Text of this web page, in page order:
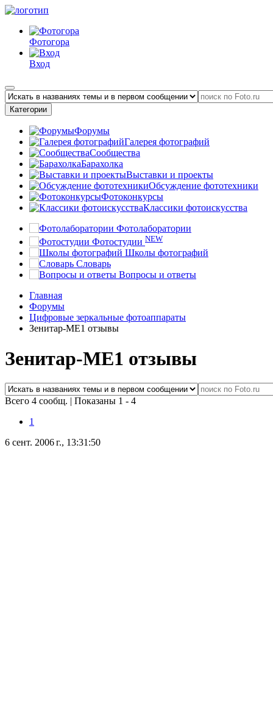
Фотогора
Вход
Категории
Форумы
Галерея фотографий
Сообщества
Барахолка
Выставки и проекты
Обсуждение фототехники
Фотоконкурсы
Классики фотоискусства
Фотолаборатории
Фотостудии NEW
Школы фотографий
Словарь
Вопросы и ответы
Главная
Форумы
Цифровые зеркальные фотоаппараты
Зенитар-МЕ1 отзывы
Зенитар-МЕ1 отзывы
Всего 4 сообщ. | Показаны 1 - 4
1
6 сент. 2006 г., 13:31:50